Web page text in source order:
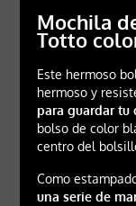
Mochila
Totto
Este hermoso
hermoso y
para guardar tu
bolso de color
centro del
Como
una serie de